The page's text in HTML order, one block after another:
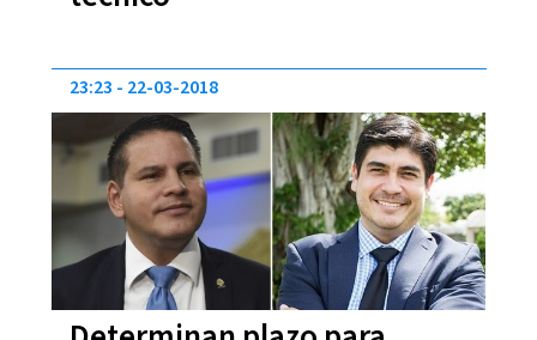
23:23 22-03-2018